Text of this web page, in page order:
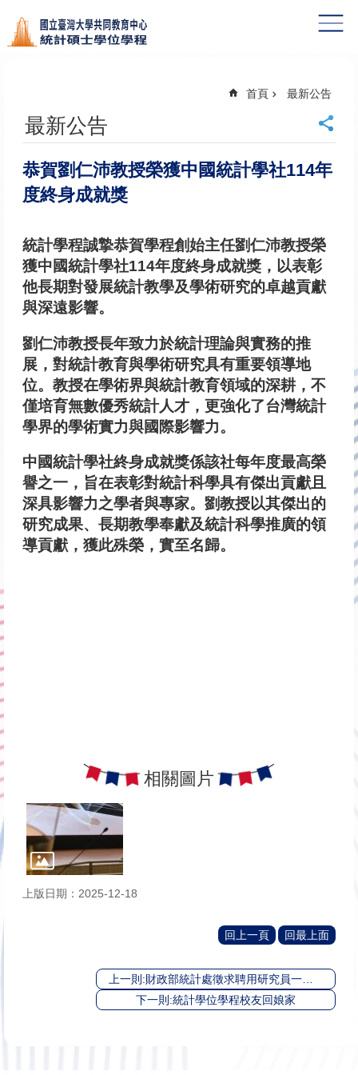
跳到主要內容區塊
首頁 最新公告
最新公告
恭賀劉仁沛教授榮獲中國統計學社114年
度終身成就獎
統計學程誠摯恭賀學程創始主任劉仁沛教授榮
獲中國統計學社114年度終身成就獎，以表彰
他長期對發展統計教學及學術研究的卓越貢獻
與深遠影響。
劉仁沛教授長年致力於統計理論與實務的推
展，對統計教育與學術研究具有重要領導地
位。教授在學術界與統計教育領域的深耕，不
僅培育無數優秀統計人才，更強化了台灣統計
學界的學術實力與國際影響力。
中國統計學社終身成就獎係該社每年度最高榮
譽之一，旨在表彰對統計科學具有傑出貢獻且
深具影響力之學者與專家。劉教授以其傑出的
研究成果、長期教學奉獻及統計科學推廣的領
導貢獻，獲此殊榮，實至名歸。
相關圖片
上版日期：2025-12-18
回上一頁 回最上面
下一則:統計學位學程校友回娘家